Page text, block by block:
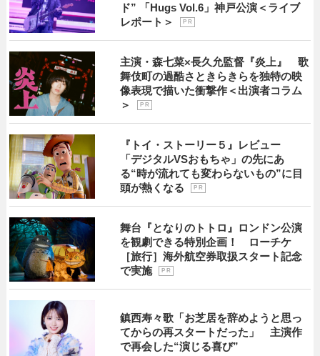
ド” 「Hugs Vol.6」神戸公演＜ライブ
レポート＞
P R
主演・森七菜×長久允監督『炎上』 歌
舞伎町の過酷さときらきらを独特の映
像表現で描いた衝撃作＜出演者コラム
＞
P R
『トイ・ストーリー５』レビュー
「デジタルVSおもちゃ」の先にあ
る“時が流れても変わらないもの”に目
頭が熱くなる
P R
舞台『となりのトトロ』ロンドン公演
を観劇できる特別企画！ ローチケ
［旅行］海外航空券取扱スタート記念
で実施
P R
鎮西寿々歌「お芝居を辞めようと思っ
てからの再スタートだった」 主演作
で再会した“演じる喜び”